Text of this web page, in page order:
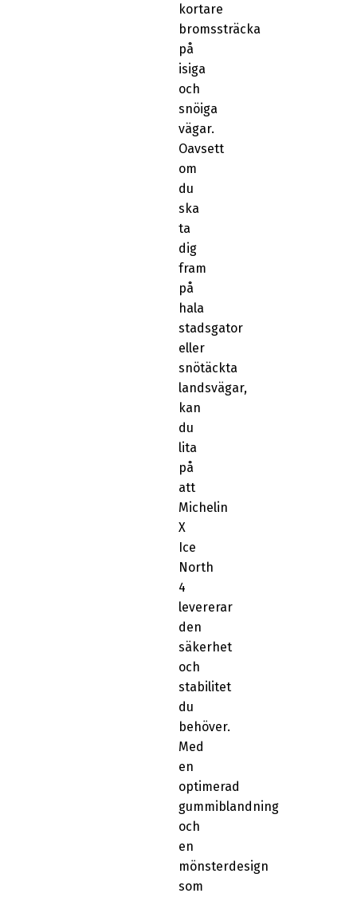
kortare
bromssträcka
på
isiga
och
snöiga
vägar.
Oavsett
om
du
ska
ta
dig
fram
på
hala
stadsgator
eller
snötäckta
landsvägar,
kan
du
lita
på
att
Michelin
X
Ice
North
4
levererar
den
säkerhet
och
stabilitet
du
behöver.
Med
en
optimerad
gummiblandning
och
en
mönsterdesign
som